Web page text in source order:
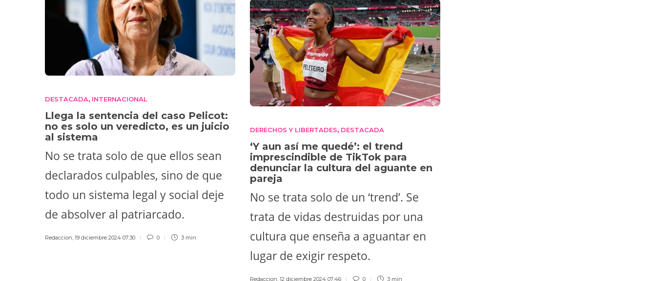
DESTACADA, INTERNACIONAL
Llega la sentencia del caso Pelicot:
no es solo un veredicto, es un juicio
al sistema
No se trata solo de que ellos sean
declarados culpables, sino de que
todo un sistema legal y social deje
de absolver al patriarcado.
Redaccion, 19 diciembre 2024 07:30 0 3 min
DERECHOS Y LIBERTADES, DESTACADA
‘Y aun así me quedé’: el trend
imprescindible de TikTok para
denunciar la cultura del aguante en
pareja
No se trata solo de un ‘trend’. Se
trata de vidas destruidas por una
cultura que enseña a aguantar en
lugar de exigir respeto.
Redaccion 12 diciembre 2024 07:46 0 3 min